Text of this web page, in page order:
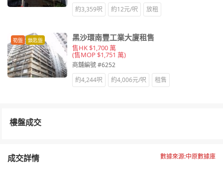
約3,359呎
約12元/呎 放租
筍盤 鎖匙盤 黑沙環南豐工業大廈租售
售HK $1,700 萬
(售MOP $1,751 萬)
商舖編號 #6252
約4,244呎
約4,006元/呎 租售
樓盤成交
成交詳情 數據來源:中原數據庫